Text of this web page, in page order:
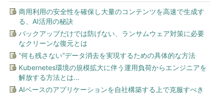
商用利用の安全性を確保し大量のコンテンツを高速で生成す
る、AI活用の秘訣
バックアップだけでは防げない、ランサムウェア対策に必要
なクリーンな復元とは
“何も残さない”データ消去を実現するための具体的な方法
Kubernetes環境の規模拡大に伴う運用負荷からエンジニアを
解放する方法とは...
AIベースのアプリケーションを自社構築する上で克服すべき